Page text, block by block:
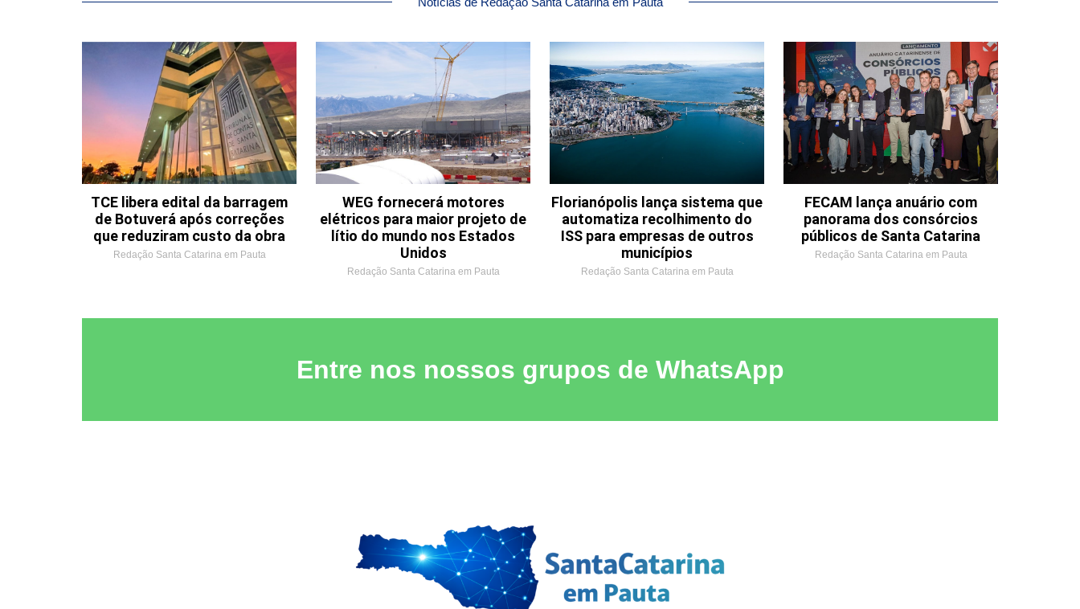
TCE libera edital da barragem
de Botuverá após correções
que reduziram custo da obra
Redação Santa Catarina em Pauta
WEG fornecerá motores
elétricos para maior projeto de
lítio do mundo nos Estados
Unidos
Redação Santa Catarina em Pauta
Florianópolis lança sistema que
automatiza recolhimento do
ISS para empresas de outros
municípios
Redação Santa Catarina em Pauta
FECAM lança anuário com
panorama dos consórcios
públicos de Santa Catarina
Redação Santa Catarina em Pauta
Entre nos nossos grupos de WhatsApp